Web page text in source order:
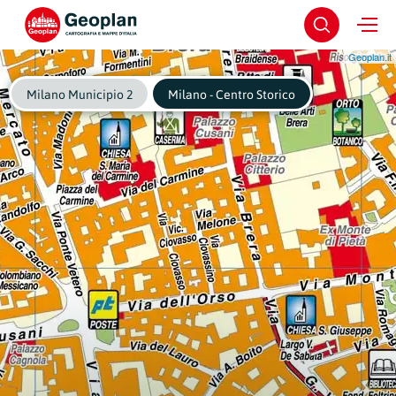
Geoplan.it
Milano Municipio 2 Milano - Centro Storico